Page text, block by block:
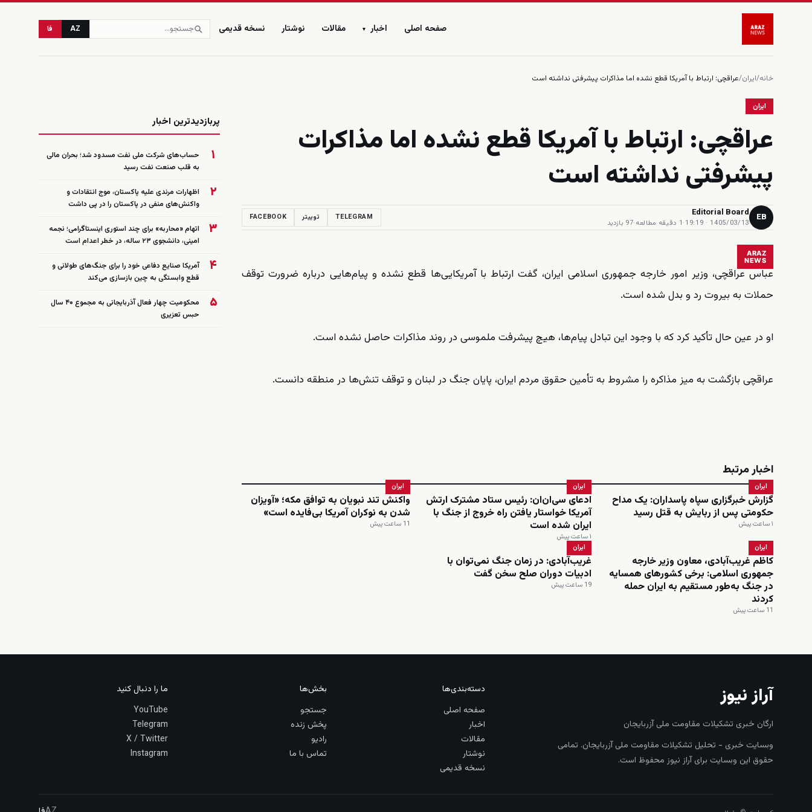
صفحه اصلی اخبار ▾ مقالات نوشتار نسخه قدیمی AZ فا
خانه/ایران/عراقچی: ارتباط با آمریکا قطع نشده اما مذاکرات پیشرفتی نداشته است
ایران
عراقچی: ارتباط با آمریکا قطع نشده اما مذاکرات
پیشرفتی نداشته است
EB
Editorial Board
1405/03/13 · 19:19
·1 دقیقه مطالعه ·97 بازدید
TELEGRAM توییتر FACEBOOK
ARAZ
NEWS
عباس عراقچی، وزیر امور خارجه جمهوری اسلامی ایران، گفت ارتباط با آمریکایی‌ها قطع نشده و پیام‌هایی درباره ضرورت توقف
حملات به بیروت رد و بدل شده است.
او در عین حال تأکید کرد که با وجود این تبادل پیام‌ها، هیچ پیشرفت ملموسی در روند مذاکرات حاصل نشده است.
عراقچی بازگشت به میز مذاکره را مشروط به تأمین حقوق مردم ایران، پایان جنگ در لبنان و توقف تنش‌ها در منطقه دانست.
اخبار مرتبط
ایران
گزارش خبرگزاری سپاه پاسداران: یک مداح
حکومتی پس از ربایش به قتل رسید
۱ ساعت پیش
ایران
ادعای سی‌ان‌ان: رئیس ستاد مشترک ارتش
آمریکا خواستار یافتن راه خروج از جنگ با
ایران شده است
۱ ساعت پیش
ایران
واکنش تند نبویان به توافق مکه؛ «آویزان
شدن به نوکران آمریکا بی‌فایده است»
11 ساعت پیش
ایران
کاظم غریب‌آبادی، معاون وزیر خارجه
جمهوری اسلامی: برخی کشورهای همسایه
در جنگ به‌طور مستقیم به ایران حمله
کردند
11 ساعت پیش
ایران
غریب‌آبادی: در زمان جنگ نمی‌توان با
ادبیات دوران صلح سخن گفت
19 ساعت پیش
پربازدیدترین اخبار
۱
حساب‌های شرکت ملی نفت مسدود شد؛ بحران مالی
به قلب صنعت نفت رسید
۲
اظهارات مرندی علیه پاکستان، موج انتقادات و
واکنش‌های منفی در پاکستان را در پی داشت
۳
اتهام «محاربه» برای چند استوری اینستاگرامی؛ نجمه
امینی، دانشجوی ۲۳ ساله، در خطر اعدام است
۴
آمریکا صنایع دفاعی خود را برای جنگ‌های طولانی و
قطع وابستگی به چین بازسازی می‌کند
۵
محکومیت چهار فعال آذربایجانی به مجموع ۴۰ سال
حبس تعزیری
آراز نیوز
ارگان خبری تشکیلات مقاومت ملی آزربایجان
وبسایت خبری - تحلیل تشکیلات مقاومت ملی آزربایجان. تمامی
حقوق این وبسایت برای آراز نیوز محفوظ است.
دسته‌بندی‌ها
صفحه اصلی
اخبار
مقالات
نوشتار
نسخه قدیمی
بخش‌ها
جستجو
پخش زنده
رادیو
تماس با ما
ما را دنبال کنید
YouTube
Telegram
X / Twitter
Instagram